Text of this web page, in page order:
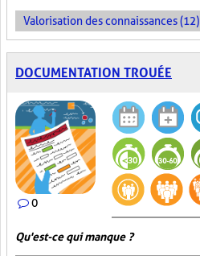
Valorisation des connaissances (12)
DOCUMENTATION TROUÉE
0
Qu'est-ce qui manque ?